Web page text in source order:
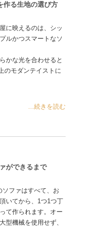
作る生地の選び方
に映えるのは、シッ
ルかつスマートなソ
かな光を合わせると
のモダンテイストに
...続きを読む
ができるまで
ソファはすべて、お
いてから、1つ1つ丁
て作られます。オー
型機械を使用せず、